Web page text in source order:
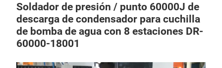
Soldador de presión / punto 60000J de
descarga de condensador para cuchilla
de bomba de agua con 8 estaciones DR-
60000-18001